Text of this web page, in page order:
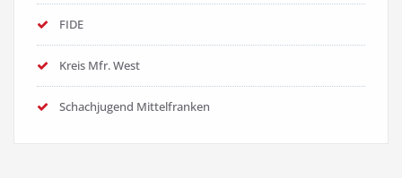
FIDE
Kreis Mfr. West
Schachjugend Mittelfranken